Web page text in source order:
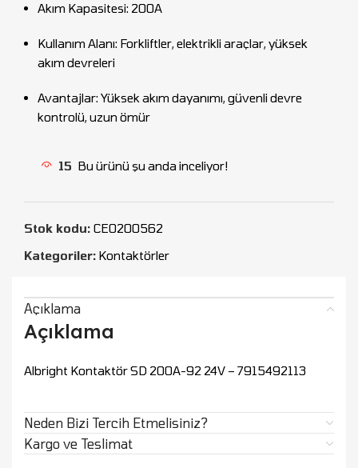
Akım Kapasitesi: 200A
Kullanım Alanı: Forkliftler, elektrikli araçlar, yüksek
akım devreleri
Avantajlar: Yüksek akım dayanımı, güvenli devre
kontrolü, uzun ömür
15 Bu ürünü şu anda inceliyor!
Stok kodu: CEO200562
Kategoriler: Kontaktörler
Açıklama
Açıklama
Albright Kontaktör SD 200A-92 24V – 7915492113
Neden Bizi Tercih Etmelisiniz?
Kargo ve Teslimat